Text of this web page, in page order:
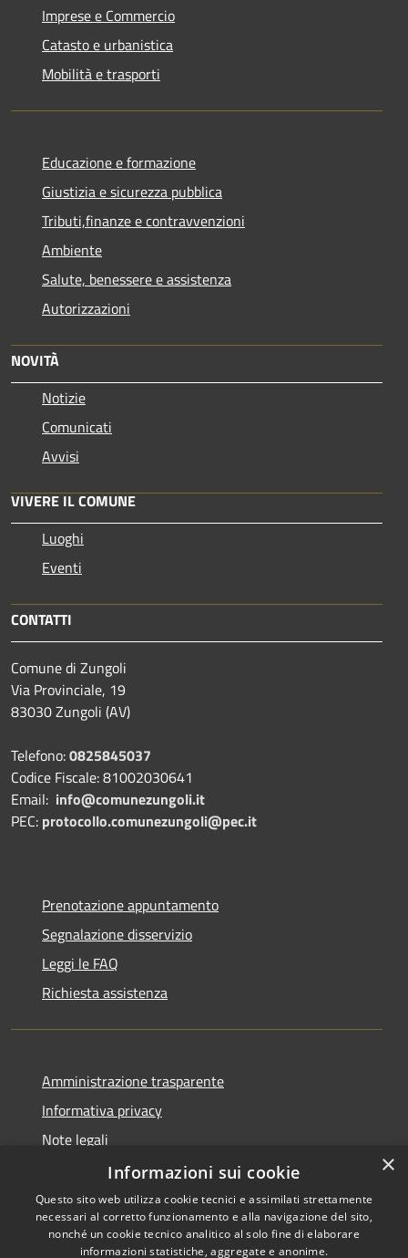
Imprese e Commercio
Catasto e urbanistica
Mobilità e trasporti
Educazione e formazione
Giustizia e sicurezza pubblica
Tributi,finanze e contravvenzioni
Ambiente
Salute, benessere e assistenza
Autorizzazioni
NOVITÀ
Notizie
Comunicati
Avvisi
VIVERE IL COMUNE
Luoghi
Eventi
CONTATTI
Comune di Zungoli
Via Provinciale, 19
83030 Zungoli (AV)
Telefono:0825845037
Codice Fiscale: 81002030641
Email: info@comunezungoli.it
PEC: protocollo.comunezungoli@pec.it
Prenotazione appuntamento
Segnalazione disservizio
Leggi le FAQ
Richiesta assistenza
Amministrazione trasparente
Informativa privacy
Note legali
Dichiarazione di accessibilità
×
Informazioni sui cookie
Questo sito web utilizza cookie tecnici e assimilati strettamente
necessari al corretto funzionamento e alla navigazione del sito,
nonché un cookie tecnico analitico al solo fine di elaborare
informazioni statistiche, aggregate e anonime.